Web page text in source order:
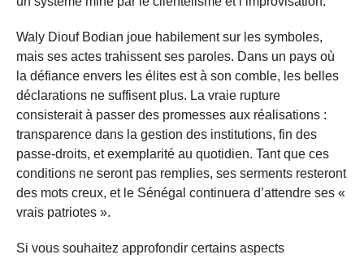
Waly Diouf Bodian joue habilement sur les symboles,
mais ses actes trahissent ses paroles. Dans un pays où
la défiance envers les élites est à son comble, les belles
déclarations ne suffisent plus. La vraie rupture
consisterait à passer des promesses aux réalisations :
transparence dans la gestion des institutions, fin des
passe-droits, et exemplarité au quotidien. Tant que ces
conditions ne seront pas remplies, ses serments resteront
des mots creux, et le Sénégal continuera d’attendre ses «
vrais patriotes ».
Si vous souhaitez approfondir certains aspects